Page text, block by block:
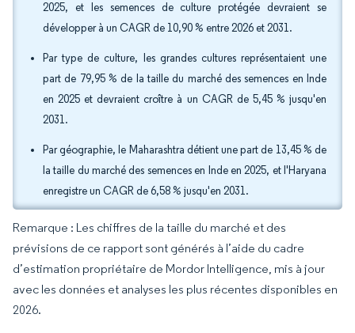
2025, et les semences de culture protégée devraient se
développer à un CAGR de 10,90 % entre 2026 et 2031.
Par type de culture, les grandes cultures représentaient une
part de 79,95 % de la taille du marché des semences en Inde
en 2025 et devraient croître à un CAGR de 5,45 % jusqu'en
2031.
Par géographie, le Maharashtra détient une part de 13,45 % de
la taille du marché des semences en Inde en 2025, et l'Haryana
enregistre un CAGR de 6,58 % jusqu'en 2031.
Remarque : Les chiffres de la taille du marché et des
prévisions de ce rapport sont générés à l’aide du cadre
d’estimation propriétaire de Mordor Intelligence, mis à jour
avec les données et analyses les plus récentes disponibles en
2026.